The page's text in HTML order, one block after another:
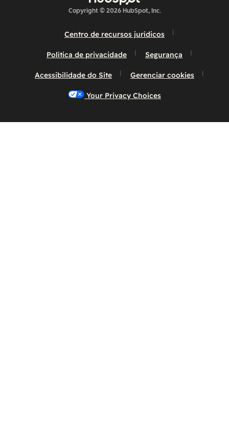
Copyright © 2026 HubSpot, Inc.
Centro de recursos jurídicos
Política de privacidade Segurança
Acessibilidade do Site Gerenciar cookies
Your Privacy Choices